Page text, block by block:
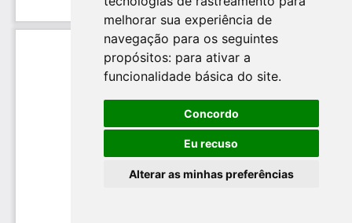
melhorar sua experiência de
navegação para os seguintes
propósitos: para ativar a
funcionalidade básica do site.
Concordo
Eu recuso
Alterar as minhas preferências